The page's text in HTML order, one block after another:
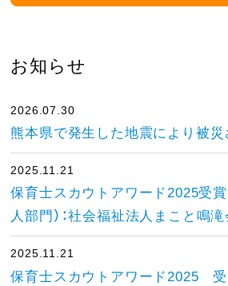
お知らせ
2026.07.30
熊本県で発生した地震により被
2025.11.21
保育士スカウトアワード2025受賞
人部門）：社会福祉法人まこと鳴
2025.11.21
保育士スカウトアワード2025 受